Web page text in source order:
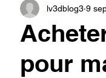
imprimante 3D
3D
pour
lv3dblog3 9